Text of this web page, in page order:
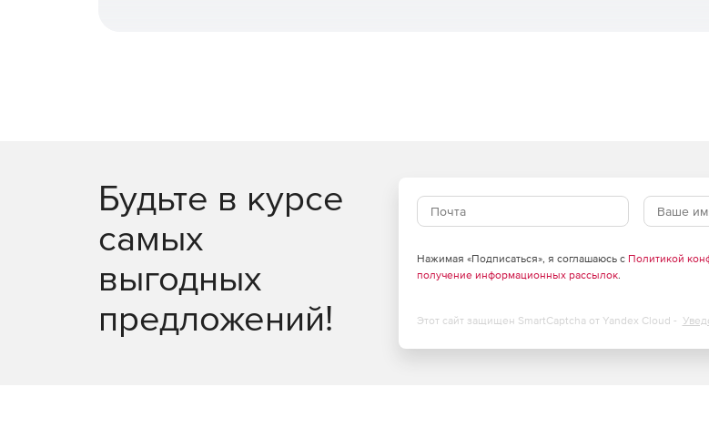
Защита SharePoint, сканирующая отправку и скачивание контента SharePoint.
Сертифицированная защита Citrix с управлением исправлениями для опубликованных
Защита Linux, обеспечивающая основные возможности безопасности для клиентов Linux.
Будьте в курсе
самых
выгодных
предложений!
Нажимая «Подписаться», я соглашаюсь с Политикой
получение информационных рассылок.
Этот сайт защищен SmartCaptcha от Yandex Cloud -